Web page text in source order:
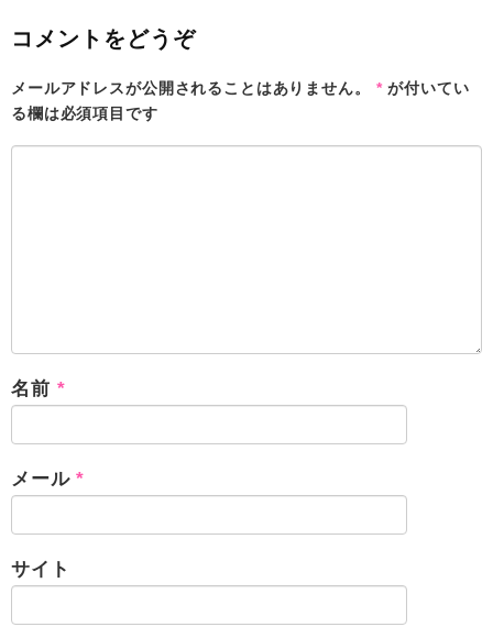
コメントをどうぞ
メールアドレスが公開されることはありません。 *が付いてい
る欄は必須項目です
名前 *
メール*
サイト